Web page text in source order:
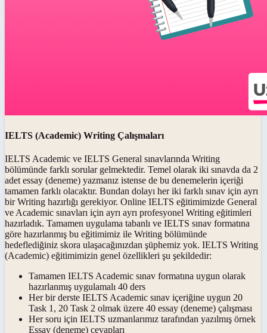
IELTS (Academic) Writing Çalışmaları
IELTS Academic ve IELTS General sınavlarında Writing
bölümünde farklı sorular gelmektedir. Temel olarak iki sınavda da 2
adet essay (deneme) yazmanız istense de bu denemelerin içeriği
tamamen farklı olacaktır. Bundan dolayı her iki farklı sınav için ayrı
bir Writing hazırlığı gerekiyor. Online IELTS eğitimimizde General
ve Academic sınavları için ayrı ayrı profesyonel Writing eğitimleri
hazırladık. Tamamen uygulama tabanlı ve IELTS sınav formatına
göre hazırlanmış bu eğitimimiz ile Writing bölümünde
hedeflediğiniz skora ulaşacağınızdan şüphemiz yok. IELTS Writing
(Academic) eğitimimizin genel özellikleri şu şekildedir:
Tamamen IELTS Academic sınav formatına uygun olarak
hazırlanmış uygulamalı 40 ders
Her bir derste IELTS Academic sınav içeriğine uygun 20
Task 1, 20 Task 2 olmak üzere 40 essay (deneme) çalışması
Her soru için IELTS uzmanlarımız tarafından yazılmış örnek
Essay (deneme) cevapları